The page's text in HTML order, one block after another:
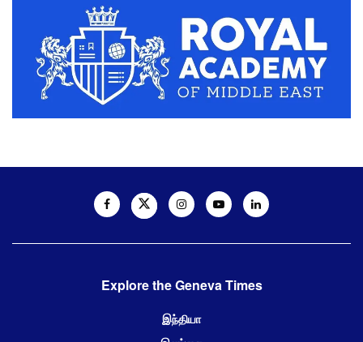
Explore the Geneva Times
இந்தியா